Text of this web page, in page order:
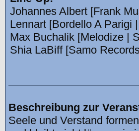
Johannes Albert [Frank
Lennart [Bordello A Parigi
Max Buchalik [Melodize |
Shia LaBiff [Samo
Beschreibung zur
Seele und Verstand